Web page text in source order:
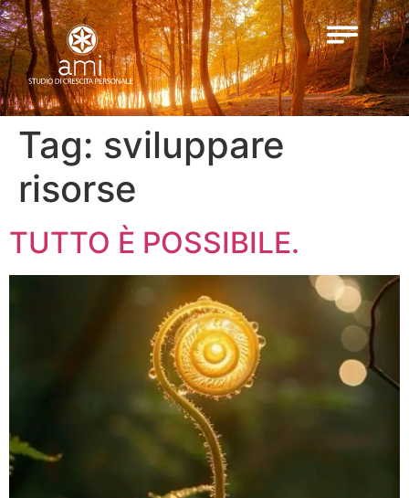
Tag: sviluppare
risorse
TUTTO È POSSIBILE.